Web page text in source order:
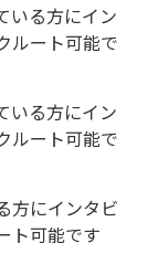
いる方にイン
ルート可能で
いる方にイン
ルート可能で
方にインタビ
ト可能です